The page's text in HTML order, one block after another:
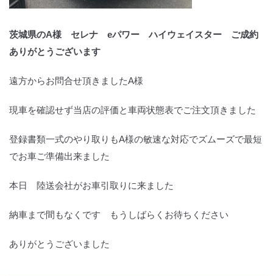
茨城県のA様 セレナ eパワー ハイウェイスター ご成約
ありがとうございます
遠方からお問合せ頂きましたA様
現車を確認せず当店の評価と車両状態表でご注文頂きました
登録書類一式のやり取りもA様の敏速な対応でズムーズで最短
でお車ご準備出来ました
本日 陸送会社がお車引取りに来ました
納車まで間もなくです もうしばらくお待ちください
ありがとうございました